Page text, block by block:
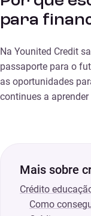
para
Na Younited Credit
passaporte para o
as oportunidades
continues a
Mais sobre
Crédito
Como